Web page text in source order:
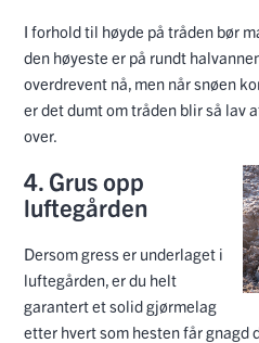
I forhold til høyde på tråden bør
den høyeste er på rundt
overdrevent nå, men når snøen
er det dumt om tråden blir så lav
over.
4. Grus opp
luftegården
Dersom gress er underlaget i
luftegården, er du helt
garantert et solid gjørmelag
etter hvert som hesten får gnagd